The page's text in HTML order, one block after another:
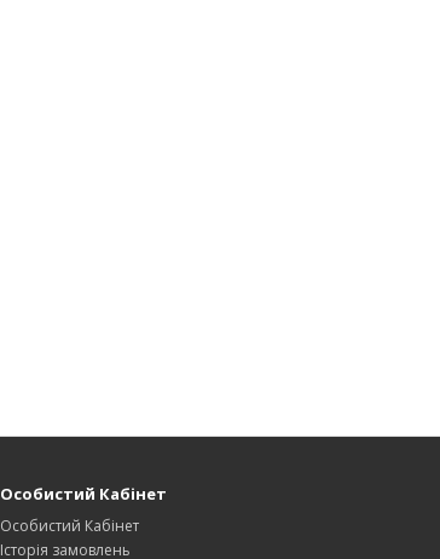
Особистий Кабінет
Особистий Кабінет
Історія замовлень